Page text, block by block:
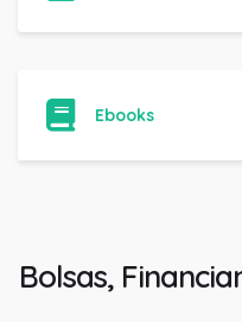
Ebooks
Bolsas,